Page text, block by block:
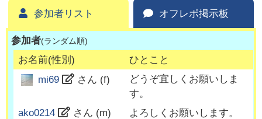
参加者リスト オフレポ掲示板
参加者(ランダム順)
お名前(性別)
ひとこと
mi69
さん (f)
どうぞ宜しくお願いしま
す。
ako0214
さん (m) よろしくお願いします。